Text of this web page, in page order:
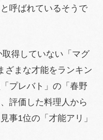
呼ばれているそうで
得していない「マグ
ざまな才能をランキン
プレバト」の「春野
評価した料理人から
事1位の「才能アリ」